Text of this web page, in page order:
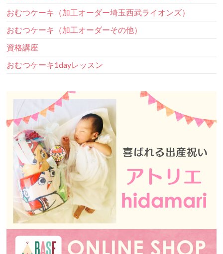
おむつケーキ（加工オーダー埼玉西武ライオンズ）
おむつケーキ（加工オーダーその他）
資格講座
おむつケーキ1dayレッスン